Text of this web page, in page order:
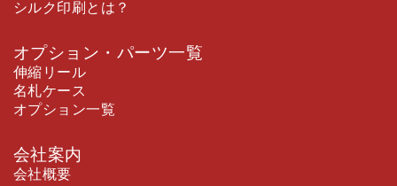
シルク印刷とは？
オプション・パーツ一覧
伸縮リール
名札ケース
オプション一覧
会社案内
会社概要